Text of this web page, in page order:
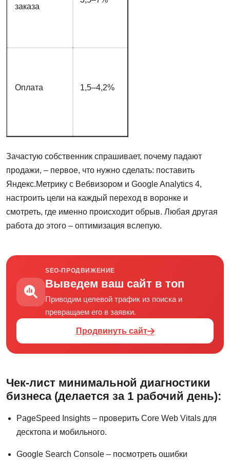
заказа
Оплата 1,5–4,2%
Зачастую собственник спрашивает, почему падают
продажи, – первое, что нужно сделать: поставить
Яндекс.Метрику с Вебвизором и Google Analytics 4,
настроить цели на каждый переход в воронке и
смотреть, где именно происходит обрыв. Любая другая
работа до этого – оптимизация вслепую.
SEO-ПРОДВИЖЕНИЕ
Выведем ваш сайт в топ
Приводим целевой трафик из поиска и
превращаем его в заявки.
Продвинуть сайт
Чек-лист минимальной диагностики
бизнеса (делается за 1 рабочий день):
PageSpeed Insights – проверить Core Web Vitals для
десктопа и мобильного.
Google Search Console – посмотреть ошибки